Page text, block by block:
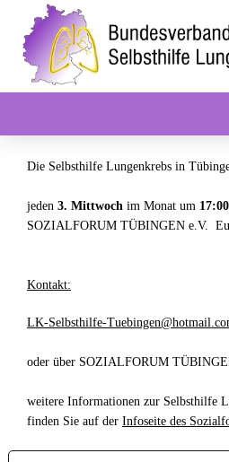
Die Selbsthilfe Lungenkrebs in
jeden 3. Mittwoch im Monat um 17:00
SOZIALFORUM TÜBINGEN e.V.
Kontakt:
LK-Selbsthilfe-
oder über SOZIALFORUM
weitere Informationen zur Selbsthilfe
finden Sie auf der Infoseite des